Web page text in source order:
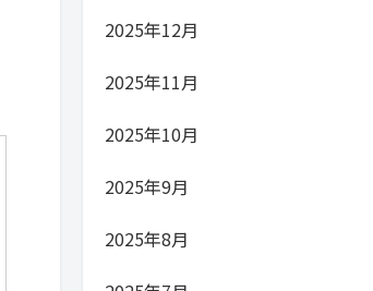
2025年12月
2025年11月
2025年10月
2025年9月
2025年8月